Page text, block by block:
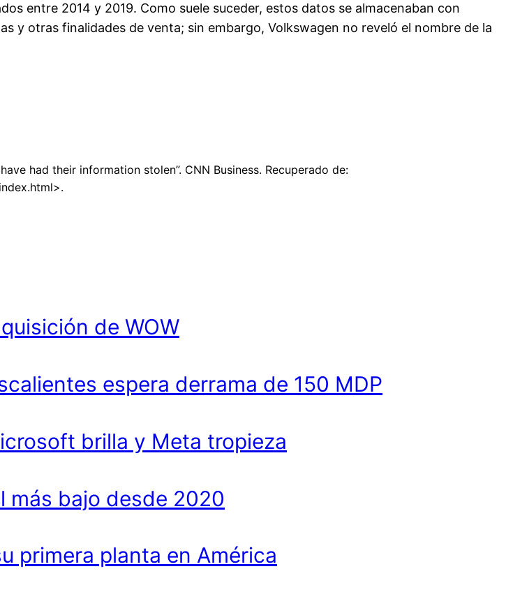
entre 2014 y 2019. Como suele suceder, estos datos se almacenaban con
y otras finalidades de venta; sin embargo, Volkswagen no reveló el nombre de la
had their information stolen”. CNN Business. Recuperado de:
de WOW
espera derrama de 150 MDP
brilla y Meta tropieza
más bajo desde 2020
primera planta en América